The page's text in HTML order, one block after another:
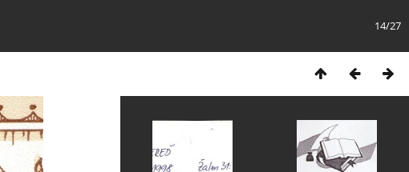
14/27